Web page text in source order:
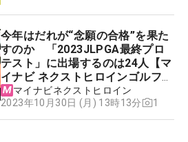
今年はだれが“念願の合格”を果た
すのか 「2023JLPGA最終プロ
テスト」に出場するのは24人【マ
イナビ ネクストヒロインゴルフツ
アー】
マイナビネクストヒロイン
2023年10月30日 (月) 13時13分
1